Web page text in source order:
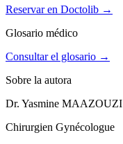
Reservar en Doctolib →
Glosario médico
Consultar el glosario →
Sobre la autora
Dr. Yasmine MAAZOUZI
Chirurgien Gynécologue